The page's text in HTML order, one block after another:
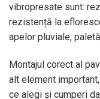
vibropresate sunt:
rezistență la
apelor pluviale,
Montajul corect al
alt element
ce alegi și cumperi